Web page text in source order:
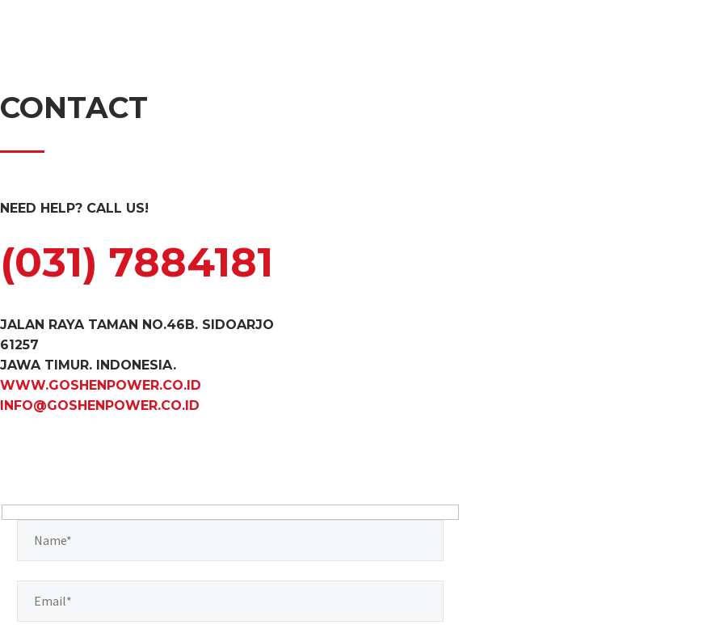
CONTACT
NEED HELP? CALL US!
(031) 7884181
JALAN RAYA TAMAN NO.46B. SIDOARJO
61257
JAWA TIMUR. INDONESIA.
WWW.GOSHENPOWER.CO.ID
INFO@GOSHENPOWER.CO.ID